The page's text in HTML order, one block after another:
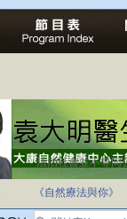
法治社會並不等同
《自然療法與你》